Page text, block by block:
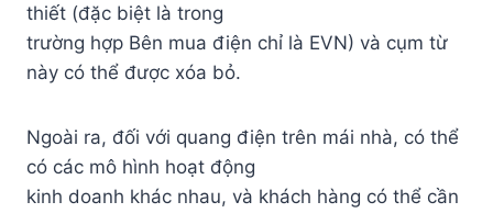
thiết (đặc biệt là trong
trường hợp Bên mua điện chỉ là EVN) và cụm từ
này có thể được xóa bỏ.
Ngoài ra, đối với quang điện trên mái nhà, có thể
có các mô hình hoạt động
kinh doanh khác nhau, và khách hàng có thể cần